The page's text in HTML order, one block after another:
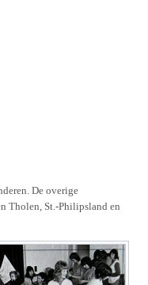
De overige
Tholen, St.-Philipsland en